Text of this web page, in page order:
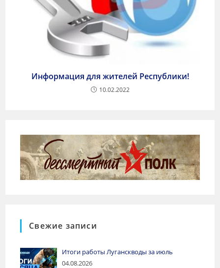
Информация для жителей Республики!
10.02.2022
Свежие записи
Итоги работы Луганскводы за июль
04.08.2026